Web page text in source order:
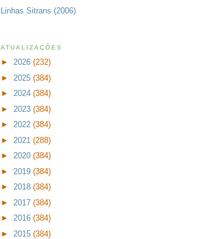
Linhas Sitrans (2006)
ATUALIZAÇÕES
► 2026 (232)
► 2025 (384)
► 2024 (384)
► 2023 (384)
► 2022 (384)
► 2021 (288)
► 2020 (384)
► 2019 (384)
► 2018 (384)
► 2017 (384)
► 2016 (384)
► 2015 (384)